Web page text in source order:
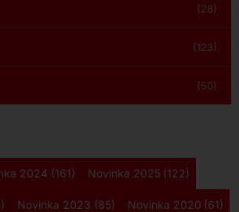
(28)
(123)
(50)
2024 (161) Novinka 2025 (122)
Novinka 2023 (85) Novinka 2020 (61)